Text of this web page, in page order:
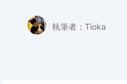
執筆者： Tioka